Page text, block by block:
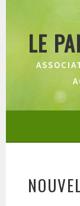
contenu
principal
LE